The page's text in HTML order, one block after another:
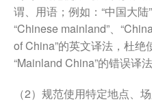
谓、用语；例如：“中国大
“Chinese mainland”、
of China”的英文译法，杜绝
“Mainland China”的错误译法
（2）规范使用特定地点、